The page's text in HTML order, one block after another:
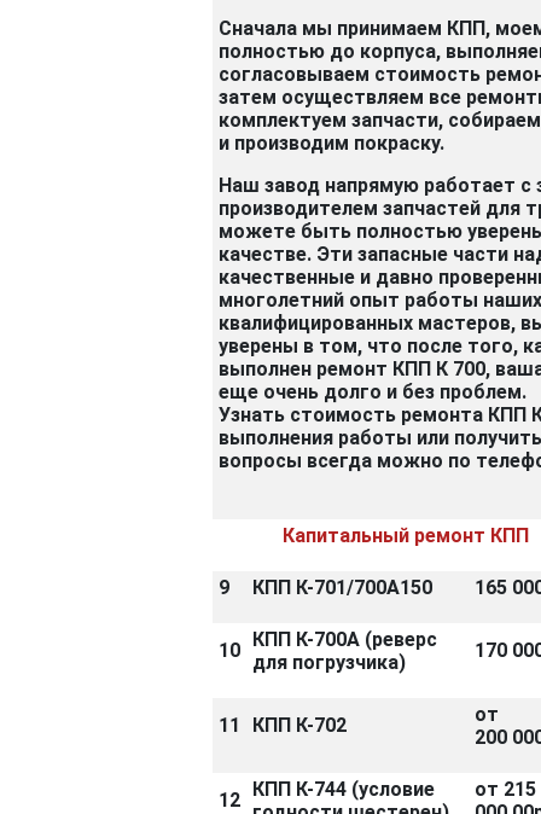
Сначала мы принимаем КПП,
полностью до корпуса,
согласовываем стоимость
затем осуществляем все
комплектуем запчасти,
и производим покраску.
Наш завод напрямую работает с
производителем запчастей для
можете быть полностью
качестве. Эти запасные части
качественные и давно
многолетний опыт работы наших
квалифицированных мастеров,
уверены в том, что после того,
выполнен ремонт КПП К 700,
еще очень долго и без проблем.
Узнать стоимость ремонта КПП
выполнения работы или
вопросы всегда можно по
Капитальный ремонт КПП
9 КПП К-701/700А150 165
10 КПП К-700А (реверс
для погрузчика)
170
11 КПП К-702
от
200
12 КПП К-744 (условие
от 215